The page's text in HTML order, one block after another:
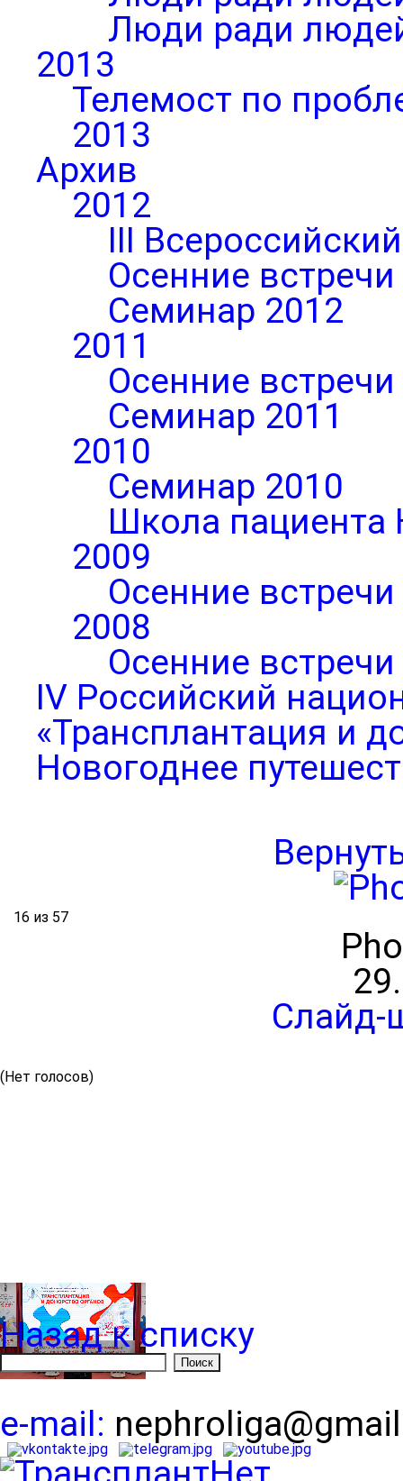
Люди ради
2013
Телемост по
2013
Архив
2012
III
Осенние
Семинар 2012
2011
Осенние
Семинар 2011
2010
Семинар 2010
Школа пациента
2009
Осенние
2008
Осенние
IV Российский
«Трансплантация и
Новогоднее
16 из 57
Слайд-
(Нет голосов)
Назад к списку
e-mail: